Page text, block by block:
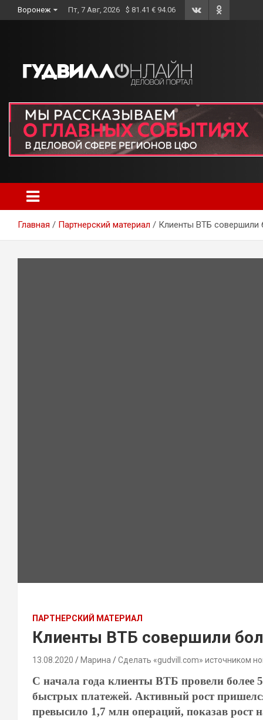
to
Воронеж Пт, 7 Авг, 2026 $ 81.41 € 94.06
Главная Партнерский материал Клиенты ВТБ совершили
ПАРТНЕРСКИЙ МАТЕРИАЛ
Клиенты ВТБ совершили
13.08.2020 Марина Сделать «gudvill.com» источником
С начала года клиенты ВТБ провели более
быстрых платежей. Активный рост
превысило 1,7 млн операций, показав рост